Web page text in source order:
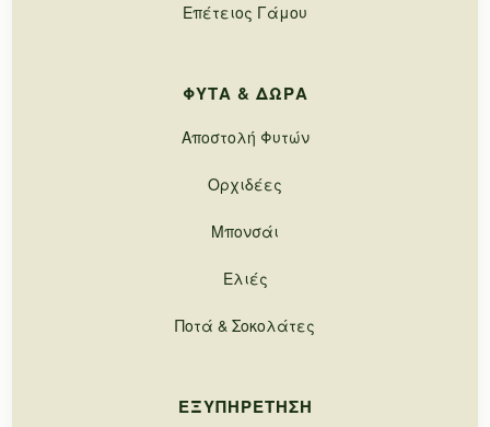
Επέτειος Γάμου
ΦΥΤΆ & ΔΏΡΑ
Αποστολή Φυτών
Ορχιδέες
Μπονσάι
Ελιές
Ποτά & Σοκολάτες
ΕΞΥΠΗΡΈΤΗΣΗ